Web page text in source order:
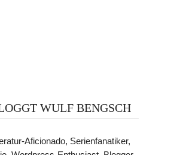
WULF BENGSCH
Aficionado, Serienfanatiker,